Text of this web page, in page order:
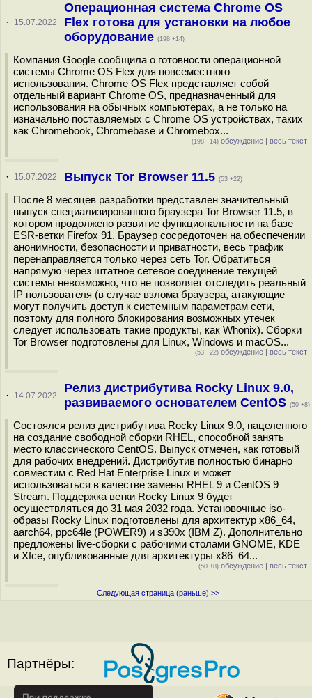
· 15.07.2022
Операционная система Chrome OS
Flex готова для установки на любое
оборудование (198 +14)
Компания Google сообщила о готовности операционной
системы Chrome OS Flex для повсеместного
использования. Chrome OS Flex представляет собой
отдельный вариант Chrome OS, предназначенный для
использования на обычных компьютерах, а не только на
изначально поставляемых с Chrome OS устройствах, таких
как Chromebook, Chromebase и Chromebox...
(198 +14) обсуждение | весь текст
· 15.07.2022 Выпуск Tor Browser 11.5 (53 +22)
После 8 месяцев разработки представлен значительный
выпуск специализированного браузера Tor Browser 11.5, в
котором продолжено развитие функциональности на базе
ESR-ветки Firefox 91. Браузер сосредоточен на обеспечении
анонимности, безопасности и приватности, весь трафик
перенаправляется только через сеть Tor. Обратиться
напрямую через штатное сетевое соединение текущей
системы невозможно, что не позволяет отследить реальный
IP пользователя (в случае взлома браузера, атакующие
могут получить доступ к системным параметрам сети,
поэтому для полного блокирования возможных утечек
следует использовать такие продукты, как Whonix). Сборки
Tor Browser подготовлены для Linux, Windows и macOS...
(53 +22) обсуждение | весь текст
· 14.07.2022
Релиз дистрибутива Rocky Linux 9.0,
развиваемого основателем CentOS (50 +8)
Состоялся релиз дистрибутива Rocky Linux 9.0, нацеленного
на создание свободной сборки RHEL, способной занять
место классического CentOS. Выпуск отмечен, как готовый
для рабочих внедрений. Дистрибутив полностью бинарно
совместим с Red Hat Enterprise Linux и может
использоваться в качестве замены RHEL 9 и CentOS 9
Stream. Поддержка ветки Rocky Linux 9 будет
осуществляться до 31 мая 2032 года. Установочные iso-
образы Rocky Linux подготовлены для архитектур x86_64,
aarch64, ppc64le (POWER9) и s390x (IBM Z). Дополнительно
предложены live-сборки с рабочими столами GNOME, KDE
и Xfce, опубликованные для архитектуры x86_64...
(50 +8) обсуждение | весь текст
Следующая страница (раньше) >>
Партнёры: